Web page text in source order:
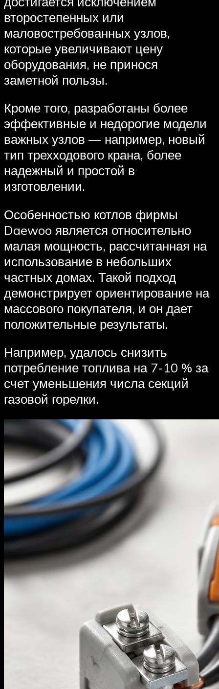
второстепенных или
маловостребованных узлов,
которые увеличивают цену
оборудования, не принося
заметной пользы.
Кроме того, разработаны более
эффективные и недорогие модели
важных узлов — например, новый
тип трехходового крана, более
надежный и простой в
изготовлении.
Особенностью котлов фирмы
Daewoo является относительно
малая мощность, рассчитанная на
использование в небольших
частных домах. Такой подход
демонстрирует ориентирование на
массового покупателя, и он дает
положительные результаты.
Например, удалось снизить
потребление топлива на 7-10 % за
счет уменьшения числа секций
газовой горелки.